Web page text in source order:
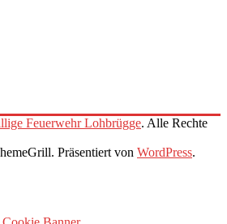
Feuerwehr Lohbrügge. Alle Rechte
Präsentiert von WordPress.